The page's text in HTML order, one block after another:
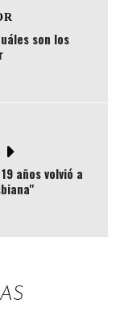
son los
años volvió a